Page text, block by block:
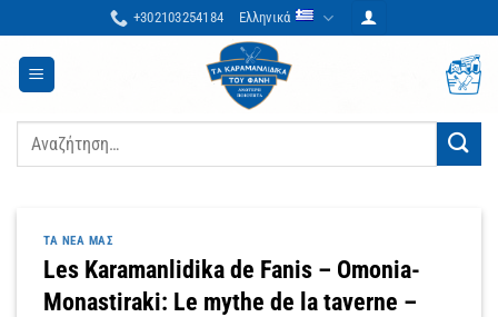
στο
περιεχόμενο
+302103254184 Ελληνικά
Αναζήτηση
ΤΑ ΝΈΑ ΜΑΣ
Les Karamanlidika de Fanis – Omonia-
Monastiraki: Le mythe de la taverne –